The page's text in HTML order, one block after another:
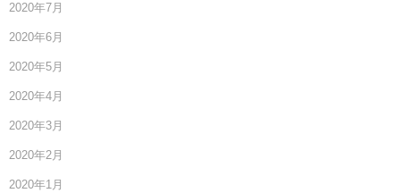
2020年7月
2020年6月
2020年5月
2020年4月
2020年3月
2020年2月
2020年1月